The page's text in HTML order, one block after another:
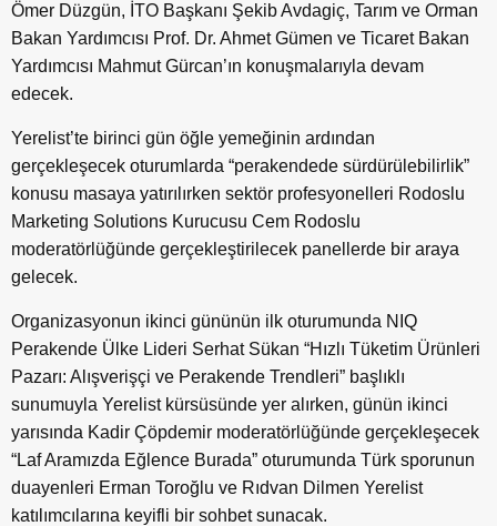
Ömer Düzgün, İTO Başkanı Şekib Avdagiç, Tarım ve Orman
Bakan Yardımcısı Prof. Dr. Ahmet Gümen ve Ticaret Bakan
Yardımcısı Mahmut Gürcan’ın konuşmalarıyla devam
edecek.
Yerelist’te birinci gün öğle yemeğinin ardından
gerçekleşecek oturumlarda “perakendede sürdürülebilirlik”
konusu masaya yatırılırken sektör profesyonelleri Rodoslu
Marketing Solutions Kurucusu Cem Rodoslu
moderatörlüğünde gerçekleştirilecek panellerde bir araya
gelecek.
Organizasyonun ikinci gününün ilk oturumunda NIQ
Perakende Ülke Lideri Serhat Sükan “Hızlı Tüketim Ürünleri
Pazarı: Alışverişçi ve Perakende Trendleri” başlıklı
sunumuyla Yerelist kürsüsünde yer alırken, günün ikinci
yarısında Kadir Çöpdemir moderatörlüğünde gerçekleşecek
“Laf Aramızda Eğlence Burada” oturumunda Türk sporunun
duayenleri Erman Toroğlu ve Rıdvan Dilmen Yerelist
katılımcılarına keyifli bir sohbet sunacak.